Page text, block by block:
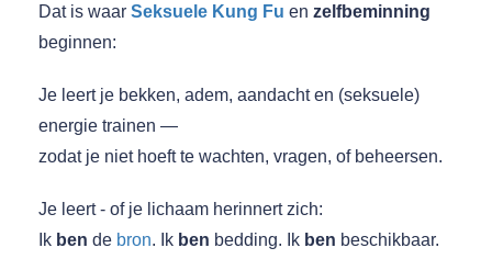
Dat is waar Seksuele Kung Fu en zelfbeminning
beginnen:
Je leert je bekken, adem, aandacht en (seksuele)
energie trainen —
zodat je niet hoeft te wachten, vragen, of beheersen.
Je leert - of je lichaam herinnert zich:
Ik ben de bron. Ik ben bedding. Ik ben beschikbaar.